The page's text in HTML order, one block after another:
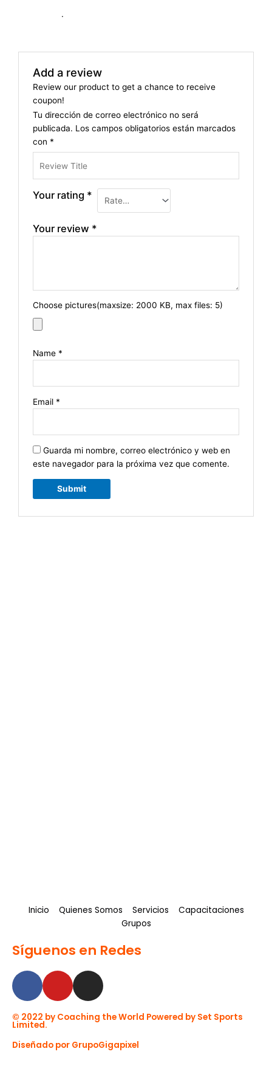
of 5
.
Add a review
Review our product to get a chance to receive
coupon!
Tu dirección de correo electrónico no será
publicada. Los campos obligatorios están marcados
con *
Your rating *
Your review *
Choose pictures(maxsize: 2000 KB, max files: 5)
Name *
Email *
Guarda mi nombre, correo electrónico y web en
este navegador para la próxima vez que comente.
2.99
Inicio Quienes Somos Servicios
Capacitaciones
Grupos
Síguenos en Redes
F
a
c
e
b
o
Y
o
u
t
u
b
I
n
s
t
a
g
© 2022 by Coaching the World Powered by Set Sports
Limited.
Diseñado por GrupoGigapixel